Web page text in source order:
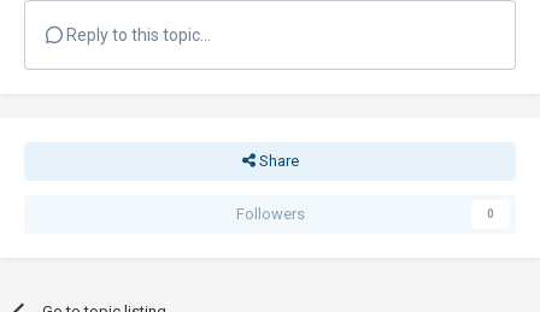
Reply to this topic...
Share
Followers 0